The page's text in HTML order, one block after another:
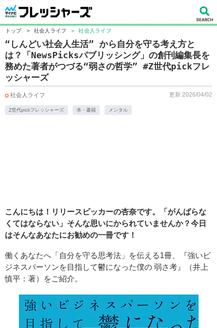
トップ > 社会人ライフ > 社会人ライフ
“しんどい社会人生活” から自分を守る考え方と
は？「NewsPicksパブリッシング」の創刊編集長を
務めた著者がつづる“弱さの哲学” #Z世代pickフレ
ッシャーズ
社会人ライフ 更新:2026/04/02
Z世代pickフレッシャーズ 本・書籍 メンタル
こんにちは！リリースピッカーの杏奈です。「がんばらな
くてはならない」そんな思いにかられていませんか？今日
はそんなあなたにお勧めの一冊です！
働くあなたへ「自分を守る思考法」を伝える1冊、『強いビ
ジネスパーソンを目指して鬱になった僕の 弱さ考』（井上
慎平：著）をご紹介。